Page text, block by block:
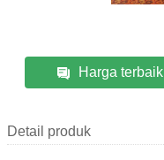
Harga terbaik
Detail produk